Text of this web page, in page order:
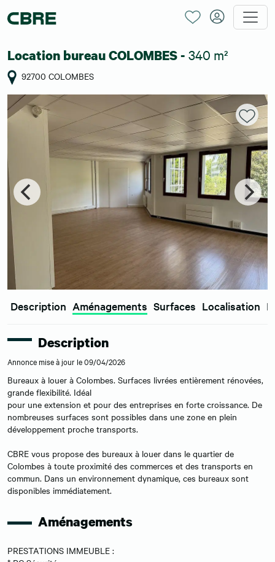
Location bureau COLOMBES - 340 m²
92700 COLOMBES
Description Aménagements Surfaces Localisation
Description
Annonce mise à jour le 09/04/2026
Bureaux à louer à Colombes. Surfaces livrées entièrement rénovées,
grande flexibilité. Idéal
pour une extension et pour des entreprises en forte croissance. De
nombreuses surfaces sont possibles dans une zone en plein
développement proche transports.
CBRE vous propose des bureaux à louer dans le quartier de
Colombes à toute proximité des commerces et des transports en
commun. Dans un environnement dynamique, ces bureaux sont
disponibles immédiatement.
Aménagements
PRESTATIONS IMMEUBLE :